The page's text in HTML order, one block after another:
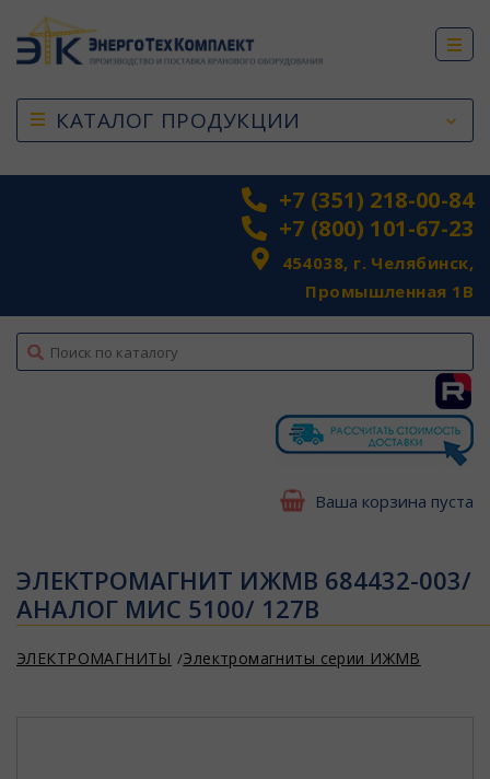
КАТАЛОГ ПРОДУКЦИИ
+7 (351) 218-00-84
+7 (800) 101-67-23
454038, г. Челябинск,
Промышленная 1В
top
Ваша корзина пуста
ЭЛЕКТРОМАГНИТ ИЖМВ 684432-003/
АНАЛОГ МИС 5100/ 127В
ЭЛЕКТРОМАГНИТЫ Электромагниты серии ИЖМВ